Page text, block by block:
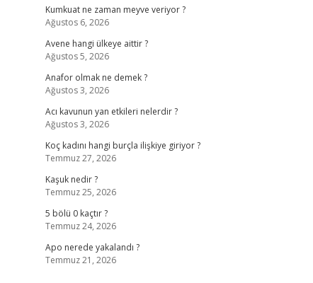
Kumkuat ne zaman meyve veriyor ?
Ağustos 6, 2026
Avene hangi ülkeye aittir ?
Ağustos 5, 2026
Anafor olmak ne demek ?
Ağustos 3, 2026
Acı kavunun yan etkileri nelerdir ?
Ağustos 3, 2026
Koç kadını hangi burçla ilişkiye giriyor ?
Temmuz 27, 2026
Kaşuk nedir ?
Temmuz 25, 2026
5 bölü 0 kaçtır ?
Temmuz 24, 2026
Apo nerede yakalandı ?
Temmuz 21, 2026